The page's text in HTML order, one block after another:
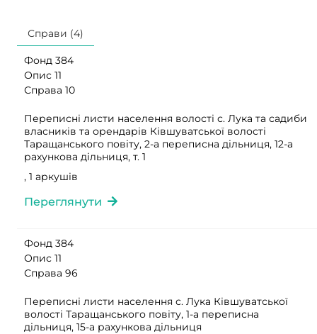
Справи (4)
Фонд 384
Опис 11
Справа 10
Переписні листи населення волості с. Лука та садиби
власників та орендарів Ківшуватської волості
Таращанського повіту, 2-а переписна дільниця, 12-а
рахункова дільниця, т. 1
, 1 аркушів
Переглянути
Фонд 384
Опис 11
Справа 96
Переписні листи населення с. Лука Ківшуватської
волості Таращанського повіту, 1-а переписна
дільниця, 15-а рахункова дільниця